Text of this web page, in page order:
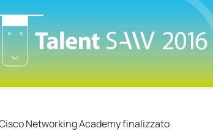
Networking Academy finalizzato